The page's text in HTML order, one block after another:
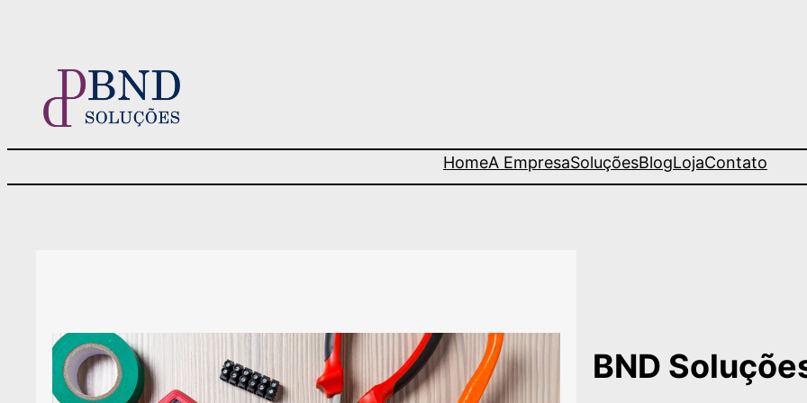
HomeA EmpresaSoluçõesBlogLojaContato
BND